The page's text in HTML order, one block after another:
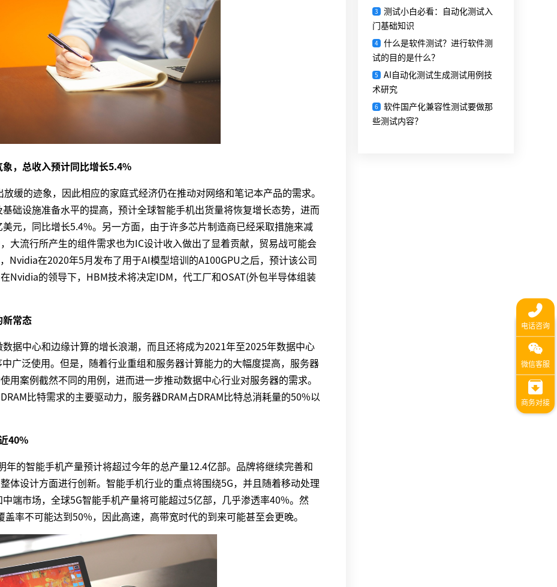
，总收入预计同比增长5.4%
缓的迹象，因此相应的家庭式经济仍在推动对网络和笔记本产品的需求。
础设施准备水平的提高，预计全球智能手机出货量将恢复增长态势，进而
元，同比增长5.4%。另一方面，由于许多芯片制造商已经采取措施来减
大流行所产生的组件需求也为IC设计收入做出了显着贡献，贸易战可能会
Nvidia在2020年5月发布了用于AI模型培训的A100GPU之后，预计该公司
Nvidia的领导下，HBM技术将决定IDM，代工厂和OSAT(外包半导体组装
常态
据中心和边缘计算的增长浪潮，而且还将成为2021年至2025年数据中心
广泛使用。但是，随着行业重组和服务器计算能力的大幅度提高，服务器
用案例截然不同的用例，进而进一步推动数据中心行业对服务器的需求。
比特需求的主要驱动力，服务器DRAM占DRAM比特总消耗量的50%以
40%
年的智能手机产量预计将超过今年的总产量12.4亿部。品牌将继续完善和
体设计方面进行创新。智能手机行业的重点将围绕5G，并且随着移动处理
端市场，全球5G智能手机产量将可能超过5亿部，几乎渗透率40%。然
率不可能达到50%，因此高速，高带宽时代的到来可能甚至会更晚。
3
测试小白必看：自动化测试入
门基础知识
4 什么是软件测试？进行软件测
试的目的是什么？
5
AI自动化测试生成测试用例技
术研究
6
软件国产化兼容性测试要做那
些测试内容？